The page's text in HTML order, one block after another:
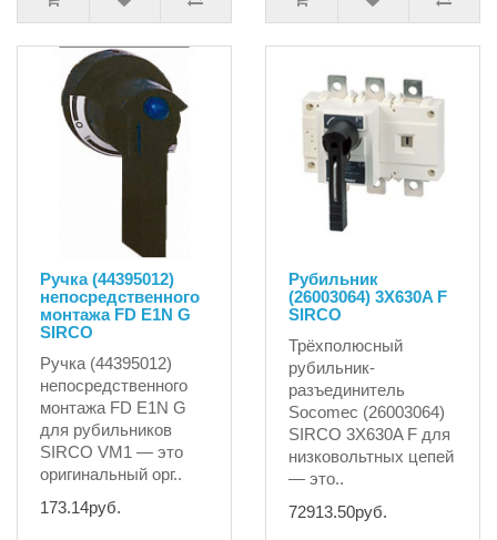
Ручка (44395012)
непосредственного
монтажа FD E1N G
SIRCO
Ручка (44395012)
непосредственного
монтажа FD E1N G
для рубильников
SIRCO VM1 — это
оригинальный орг..
173.14руб.
Рубильник
(26003064) 3X630A F
SIRCO
Трёхполюсный
рубильник-
разъединитель
Socomec (26003064)
SIRCO 3X630A F для
низковольтных цепей
— это..
72913.50руб.